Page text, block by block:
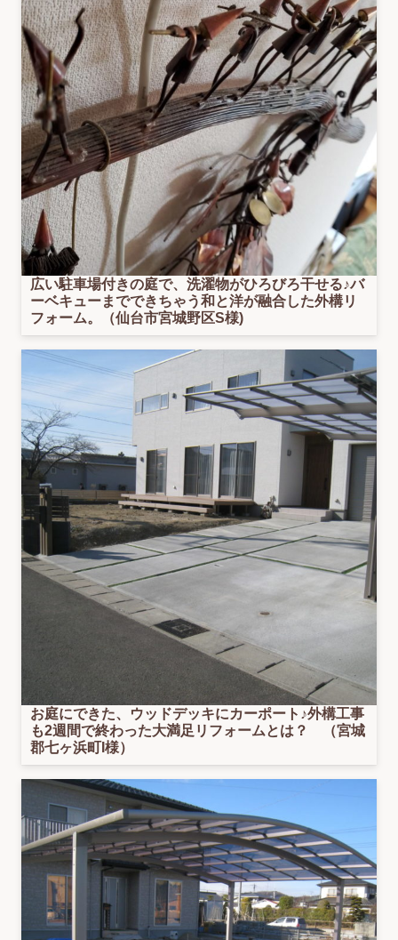
広い駐車場付きの庭で、洗濯物がひろびろ干せる♪バ
ーベキューまでできちゃう和と洋が融合した外構リ
フォーム。（仙台市宮城野区S様)
お庭にできた、ウッドデッキにカーポート♪外構工事
も2週間で終わった大満足リフォームとは？ （宮城
郡七ヶ浜町I様）